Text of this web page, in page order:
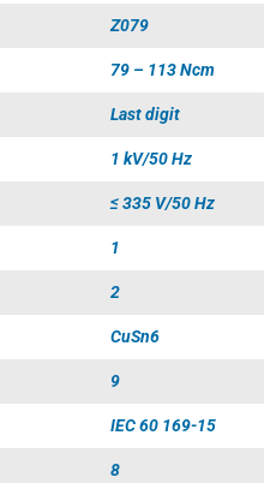
Z079
79 – 113 Ncm
Last digit
1 kV/50 Hz
≤ 335 V/50 Hz
1
2
CuSn6
9
IEC 60 169-15
8